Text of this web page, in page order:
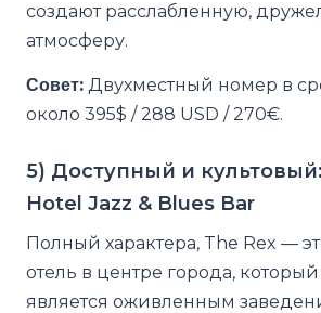
создают расслабленную,
атмосферу.
Совет: Двухместный номер в
около 395$ / 288 USD / 270€.
5) Доступный и
Hotel Jazz & Blues Bar
Полный характера, The Rex —
отель в центре города,
является оживленным